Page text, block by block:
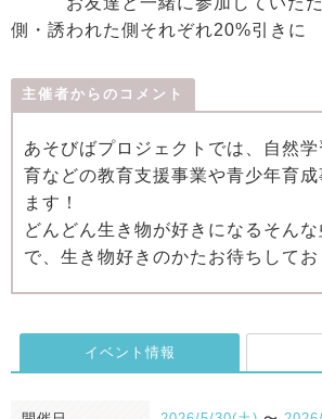
側・誘われた側それぞれ20%引きに
主催者からのコメント
あそびばプロジェクトでは、自然
育などの教育支援事業や青少年育
ます！
どんどん生き物が好きになるそん
で、生き物好きのかたお待ちしてお
イベント情報